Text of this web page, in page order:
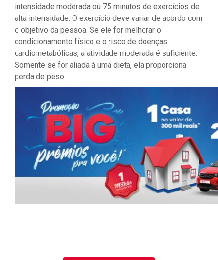
intensidade moderada ou 75 minutos de exercícios de
alta intensidade. O exercício deve variar de acordo com
o objetivo da pessoa. Se ele for melhorar o
condicionamento físico e o risco de doenças
cardiometabólicas, a atividade moderada é suficiente.
Somente se for aliada à uma dieta, ela proporciona
perda de peso.